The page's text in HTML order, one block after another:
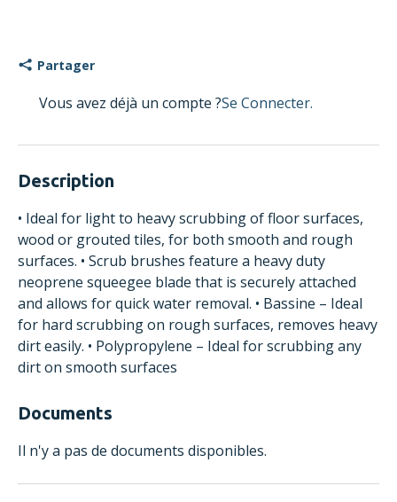
Partager
Vous avez déjà un compte ?Se Connecter.
Description
• Ideal for light to heavy scrubbing of floor surfaces,
wood or grouted tiles, for both smooth and rough
surfaces. • Scrub brushes feature a heavy duty
neoprene squeegee blade that is securely attached
and allows for quick water removal. • Bassine – Ideal
for hard scrubbing on rough surfaces, removes heavy
dirt easily. • Polypropylene – Ideal for scrubbing any
dirt on smooth surfaces
Documents
Il n'y a pas de documents disponibles.